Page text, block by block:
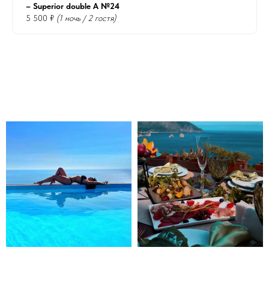
– Superior double A №24
5 500 ₽ (1 ночь / 2 гостя)